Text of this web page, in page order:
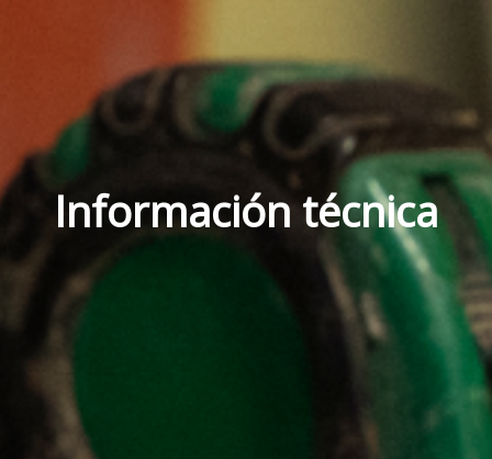
Información técnica